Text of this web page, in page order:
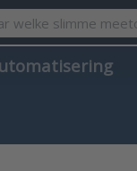
term.